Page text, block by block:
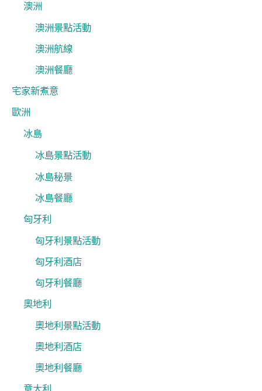
澳洲
澳洲景點活動
澳洲航線
澳洲餐廳
宅家新煮意
歐洲
冰島
冰島景點活動
冰島秘景
冰島餐廳
匈牙利
匈牙利景點活動
匈牙利酒店
匈牙利餐廳
奧地利
奧地利景點活動
奧地利酒店
奧地利餐廳